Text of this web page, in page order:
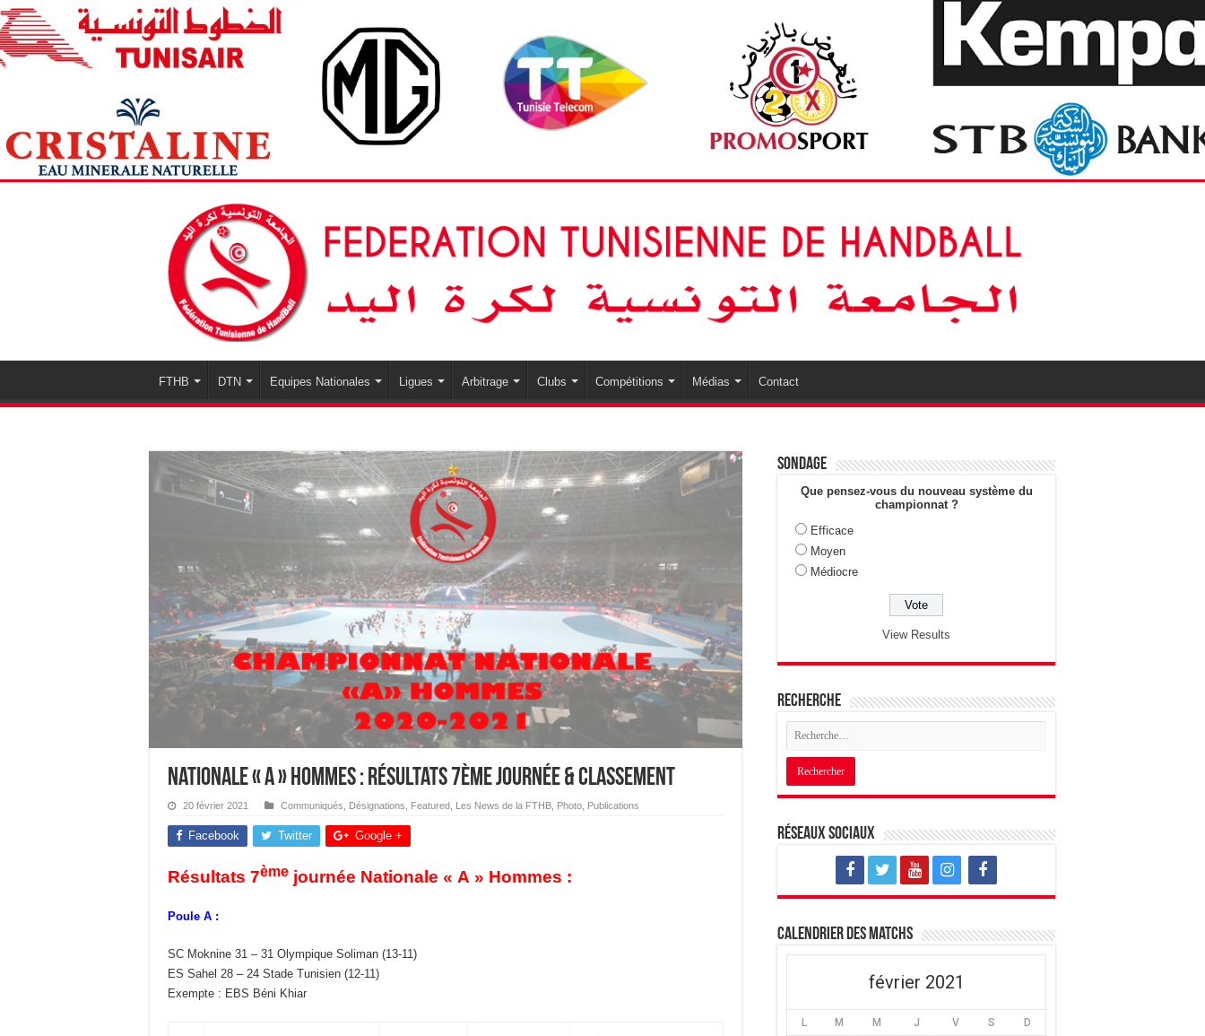
FTHB DTN Equipes Nationales Ligues Arbitrage Clubs Compétitions Médias Contact
Nationale « A » Hommes : Résultats 7ème journée & classement
20 février 2021 Communiqués Désignations Featured Les News de la FTHB Photo Publications
Facebook Twitter Google +
Résultats 7ème journée Nationale « A » Hommes :
Poule A :
SC Moknine 31 – 31 Olympique Soliman (13-11)
ES Sahel 28 – 24 Stade Tunisien (12-11)
Exempte : EBS Béni Khiar
Sondage
Que pensez-vous du nouveau système du
championnat ?
Efficace
Moyen
Médiocre
View Results
Recherche
Réseaux sociaux
Calendrier des matchs
février 2021
L M M J V S D